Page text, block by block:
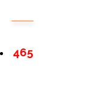
465